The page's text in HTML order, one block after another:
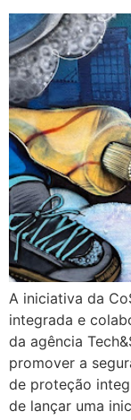
A iniciativa da
integrada e
da agência
promover a
de proteção
de lançar uma